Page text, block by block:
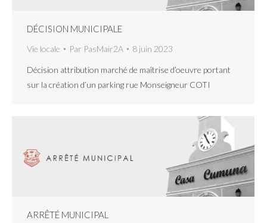
DÉCISION MUNICIPALE
Vie locale Par PasMair2A 8 juin 2023
Décision attribution marché de maîtrise d’oeuvre portant
sur la création d’un parking rue Monseigneur COTI
ARRÊTÉ MUNICIPAL